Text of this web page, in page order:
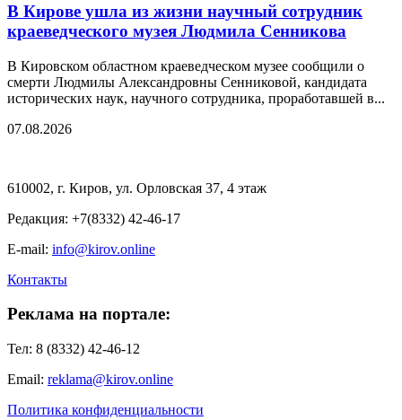
В Кирове ушла из жизни научный сотрудник
краеведческого музея Людмила Сенникова
В Кировском областном краеведческом музее сообщили о
смерти Людмилы Александровны Сенниковой, кандидата
исторических наук, научного сотрудника, проработавшей в...
07.08.2026
610002, г. Киров, ул. Орловская 37, 4 этаж
Редакция: +7(8332) 42-46-17
E-mail: info@kirov.online
Контакты
Реклама на портале:
Тел: 8 (8332) 42-46-12
Email: reklama@kirov.online
Политика конфиденциальности